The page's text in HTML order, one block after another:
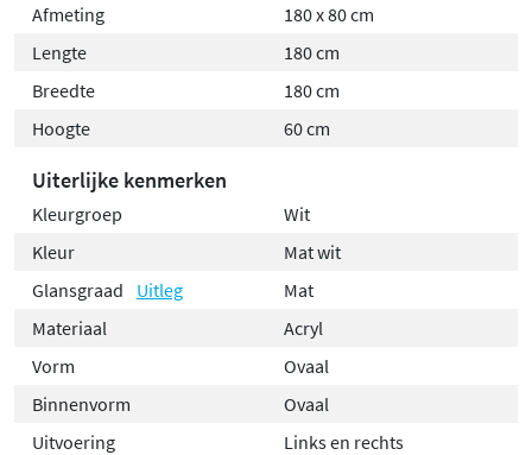
Afmeting
180 x 80 cm
Lengte
180 cm
Breedte
180 cm
Hoogte
60 cm
Uiterlijke kenmerken
Kleurgroep
Wit
Kleur
Mat wit
Glansgraad
Uitleg
Mat
Materiaal
Acryl
Vorm
Ovaal
Binnenvorm
Ovaal
Uitvoering
Links en rechts